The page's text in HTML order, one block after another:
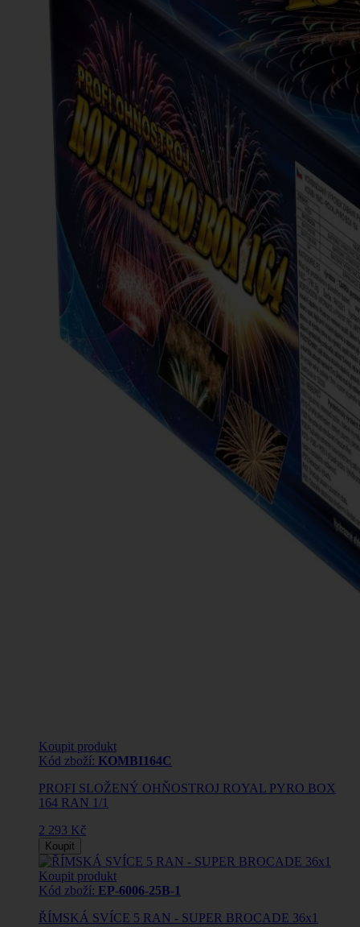
Koupit produkt
Kód zboží: KOMBI164C
PROFI SLOŽENÝ OHŇOSTROJ ROYAL PYRO BOX
164 RAN 1/1
2 293 Kč
Koupit
Koupit produkt
Kód zboží: EP-6006-25B-1
ŘÍMSKÁ SVÍCE 5 RAN - SUPER BROCADE 36x1